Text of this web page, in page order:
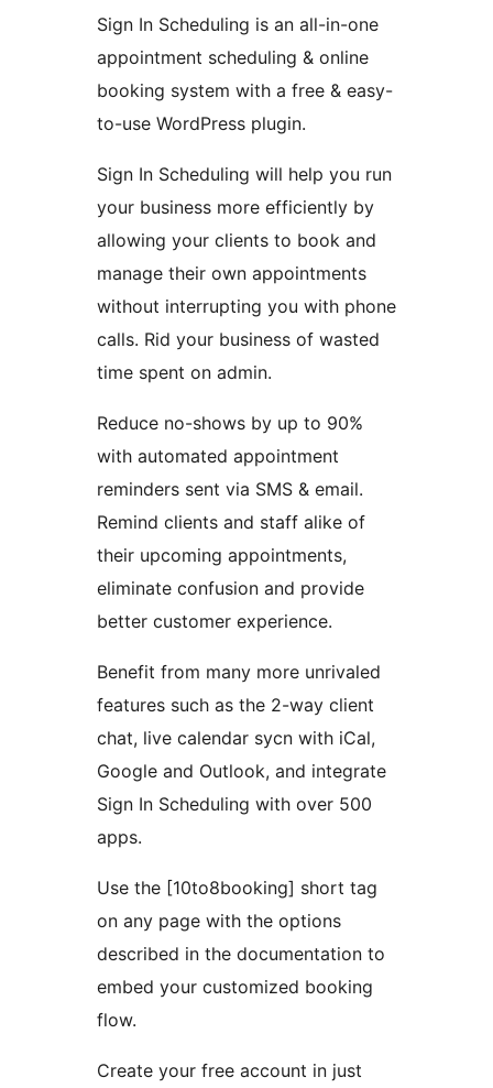
Sign In Scheduling is an all-in-one
appointment scheduling & online
booking system with a free & easy-
to-use WordPress plugin.
Sign In Scheduling will help you run
your business more efficiently by
allowing your clients to book and
manage their own appointments
without interrupting you with phone
calls. Rid your business of wasted
time spent on admin.
Reduce no-shows by up to 90%
with automated appointment
reminders sent via SMS & email.
Remind clients and staff alike of
their upcoming appointments,
eliminate confusion and provide
better customer experience.
Benefit from many more unrivaled
features such as the 2-way client
chat, live calendar sycn with iCal,
Google and Outlook, and integrate
Sign In Scheduling with over 500
apps.
Use the [10to8booking] short tag
on any page with the options
described in the documentation to
embed your customized booking
flow.
Create your free account in just